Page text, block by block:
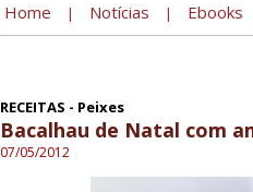
Home | Notícias | Ebooks
RECEITAS - Peixes
Bacalhau de Natal com
07/05/2012